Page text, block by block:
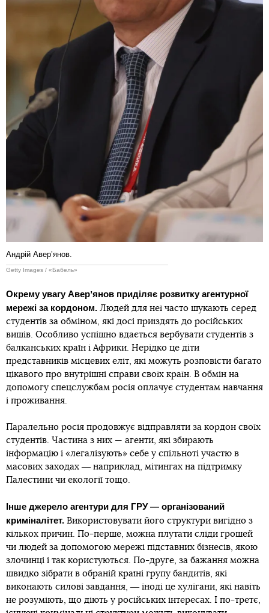
Андрій Аверʼянов.
Getty Images / «Бабель»
Окрему увагу Аверʼянов приділяє розвитку агентурної
мережі за кордоном. Людей для неї часто шукають серед
студентів за обміном, які досі приїздять до російських
вишів. Особливо успішно вдається вербувати студентів з
балканських країн і Африки. Нерідко це діти
представників місцевих еліт, які можуть розповісти багато
цікавого про внутрішні справи своїх країн. В обмін на
допомогу спецслужбам росія оплачує студентам навчання
і проживання.
Паралельно росія продовжує відправляти за кордон своїх
студентів. Частина з них — агенти, які збирають
інформацію і «легалізують» себе у спільноті участю в
масових заходах ― наприклад, мітингах на підтримку
Палестини чи екології тощо.
Інше джерело агентури для ГРУ ― організований
криміналітет. Використовувати його структури вигідно з
кількох причин. По-перше, можна плутати сліди грошей
чи людей за допомогою мережі підставних бізнесів, якою
злочинці і так користуються. По-друге, за бажання можна
швидко зібрати в обраній країні групу бандитів, які
виконають силові завдання, ― іноді це хулігани, які навіть
не розуміють, що діють у російських інтересах. І по-третє,